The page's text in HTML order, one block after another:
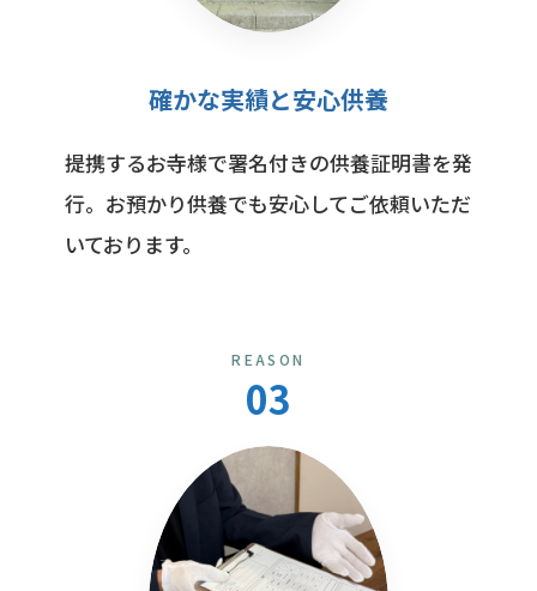
確かな実績と安心供養
提携するお寺様で署名付きの供養証明書を発
行。お預かり供養でも安心してご依頼いただ
いております。
REASON
03